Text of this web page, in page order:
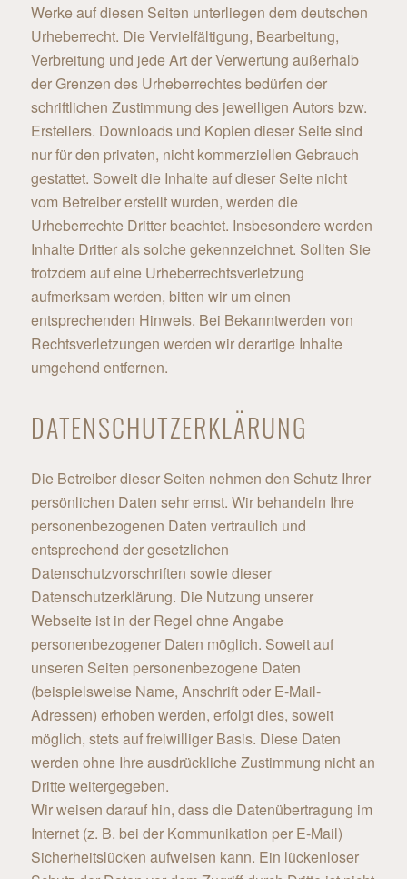
Werke auf diesen Seiten unterliegen dem deutschen
Urheberrecht. Die Vervielfältigung, Bearbeitung,
Verbreitung und jede Art der Verwertung außerhalb
der Grenzen des Urheberrechtes bedürfen der
schriftlichen Zustimmung des jeweiligen Autors bzw.
Erstellers. Downloads und Kopien dieser Seite sind
nur für den privaten, nicht kommerziellen Gebrauch
gestattet. Soweit die Inhalte auf dieser Seite nicht
vom Betreiber erstellt wurden, werden die
Urheberrechte Dritter beachtet. Insbesondere werden
Inhalte Dritter als solche gekennzeichnet. Sollten Sie
trotzdem auf eine Urheberrechtsverletzung
aufmerksam werden, bitten wir um einen
entsprechenden Hinweis. Bei Bekanntwerden von
Rechtsverletzungen werden wir derartige Inhalte
umgehend entfernen.
DATENSCHUTZERKLÄRUNG
Die Betreiber dieser Seiten nehmen den Schutz Ihrer
persönlichen Daten sehr ernst. Wir behandeln Ihre
personenbezogenen Daten vertraulich und
entsprechend der gesetzlichen
Datenschutzvorschriften sowie dieser
Datenschutzerklärung. Die Nutzung unserer
Webseite ist in der Regel ohne Angabe
personenbezogener Daten möglich. Soweit auf
unseren Seiten personenbezogene Daten
(beispielsweise Name, Anschrift oder E-Mail-
Adressen) erhoben werden, erfolgt dies, soweit
möglich, stets auf freiwilliger Basis. Diese Daten
werden ohne Ihre ausdrückliche Zustimmung nicht an
Dritte weitergegeben.
Wir weisen darauf hin, dass die Datenübertragung im
Internet (z. B. bei der Kommunikation per E-Mail)
Sicherheitslücken aufweisen kann. Ein lückenloser